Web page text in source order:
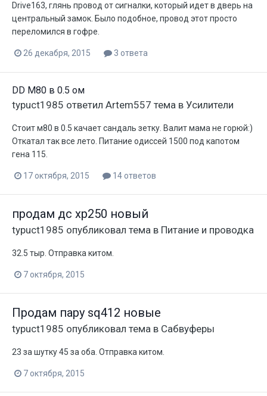
Drive163, глянь провод от сигналки, который идет в дверь на
центральный замок. Было подобное, провод этот просто
переломился в гофре.
26 декабря, 2015 3 ответа
DD M80 в 0.5 ом
typuct1985 ответил Artem557 тема в Усилители
Стоит м80 в 0.5 качает сандаль зетку. Валит мама не горюй:)
Откатал так все лето. Питание одиссей 1500 под капотом
гена 115.
17 октября, 2015 14 ответов
продам дс хр250 новый
typuct1985 опубликовал тема в Питание и проводка
32.5 тыр. Отправка китом.
7 октября, 2015
Продам пару sq412 новые
typuct1985 опубликовал тема в Сабвуферы
23 за шутку 45 за оба. Отправка китом.
7 октября, 2015